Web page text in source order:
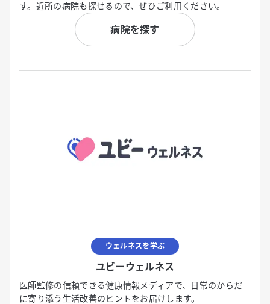
す。近所の病院も探せるので、ぜひご利用ください。
病院を探す
ウェルネスを学ぶ
ユビーウェルネス
医師監修の信頼できる健康情報メディアで、日常のからだ
に寄り添う生活改善のヒントをお届けします。